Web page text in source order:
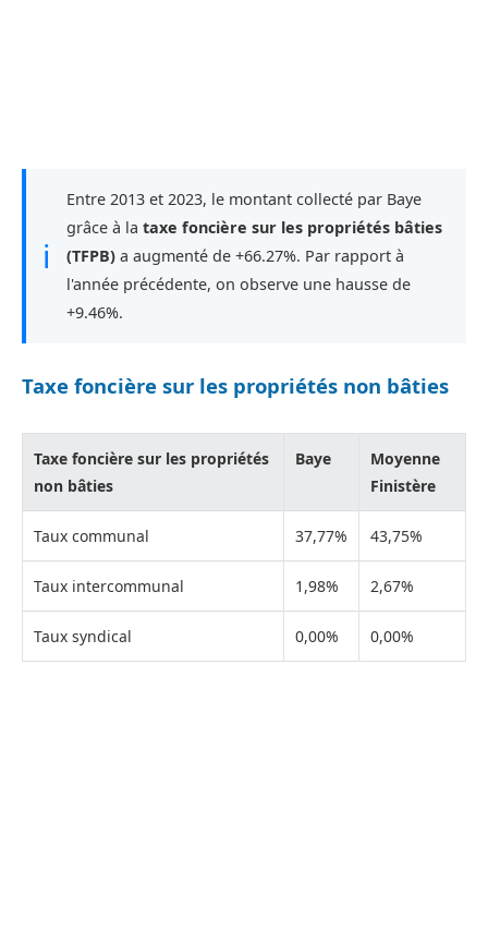
ℹ
Entre 2013 et 2023, le montant collecté par Baye
grâce à la taxe foncière sur les propriétés bâties
(TFPB) a augmenté de +66.27%. Par rapport à
l'année précédente, on observe une hausse de
+9.46%.
Taxe foncière sur les propriétés non bâties
Taxe foncière sur les propriétés
non bâties
Baye
Moyenne
Finistère
Taux communal 37,77% 43,75%
Taux intercommunal 1,98% 2,67%
Taux syndical 0,00% 0,00%